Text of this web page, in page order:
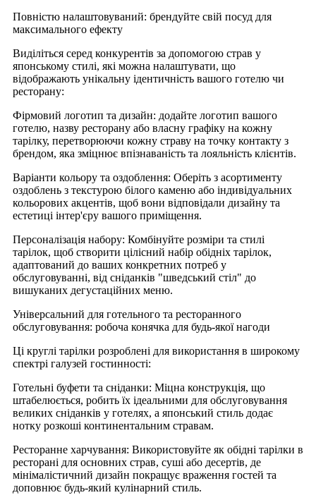
Повністю налаштовуваний: брендуйте свій посуд для
максимального ефекту
Виділіться серед конкурентів за допомогою страв у
японському стилі, які можна налаштувати, що
відображають унікальну ідентичність вашого готелю чи
ресторану:
Фірмовий логотип та дизайн: додайте логотип вашого
готелю, назву ресторану або власну графіку на кожну
тарілку, перетворюючи кожну страву на точку контакту з
брендом, яка зміцнює впізнаваність та лояльність клієнтів.
Варіанти кольору та оздоблення: Оберіть з асортименту
оздоблень з текстурою білого каменю або індивідуальних
кольорових акцентів, щоб вони відповідали дизайну та
естетиці інтер'єру вашого приміщення.
Персоналізація набору: Комбінуйте розміри та стилі
тарілок, щоб створити цілісний набір обідніх тарілок,
адаптований до ваших конкретних потреб у
обслуговуванні, від сніданків "шведський стіл" до
вишуканих дегустаційних меню.
Універсальний для готельного та ресторанного
обслуговування: робоча конячка для будь-якої нагоди
Ці круглі тарілки розроблені для використання в широкому
спектрі галузей гостинності:
Готельні буфети та сніданки: Міцна конструкція, що
штабелюється, робить їх ідеальними для обслуговування
великих сніданків у готелях, а японський стиль додає
нотку розкоші континентальним стравам.
Ресторанне харчування: Використовуйте як обідні тарілки в
ресторані для основних страв, суші або десертів, де
мінімалістичний дизайн покращує враження гостей та
доповнює будь-який кулінарний стиль.